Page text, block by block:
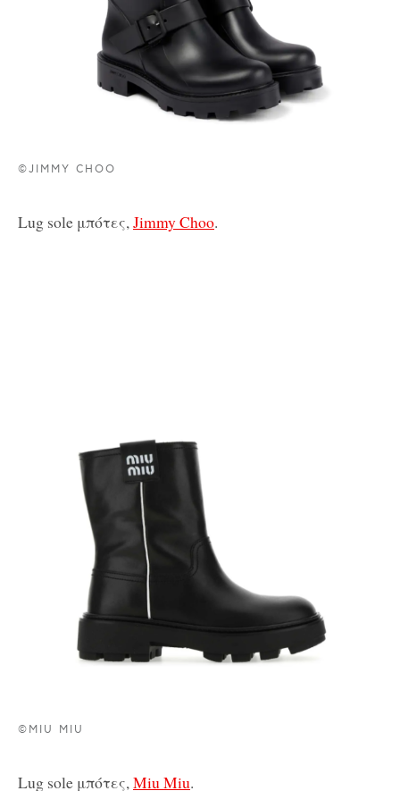
©JIMMY CHOO
Lug sole μπότες,Jimmy Choo.
©MIU MIU
Lug sole μπότες,Miu Miu.